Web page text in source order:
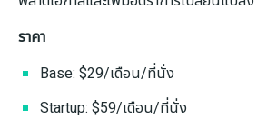
ราคา
Base: $29/เดือน/ที่นั่ง
Startup: $59/เดือน/ที่นั่ง